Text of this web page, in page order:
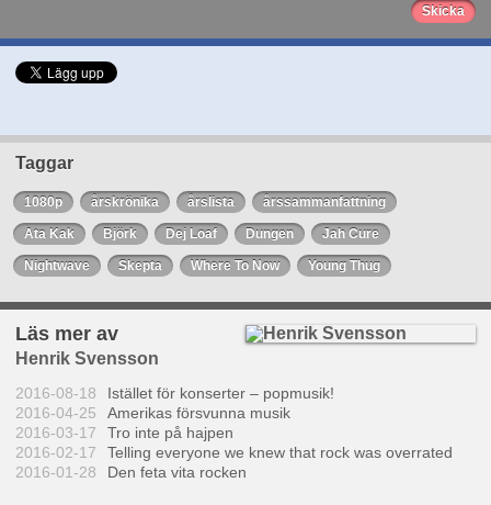
Taggar
1080p årskrönika årslista årssammanfattning
Ata Kak Björk Dej Loaf Dungen Jah Cure
Nightwave Skepta Where To Now Young Thug
Läs mer av
Henrik Svensson
2016-08-18
Istället för konserter – popmusik!
2016-04-25
Amerikas försvunna musik
2016-03-17
Tro inte på hajpen
2016-02-17
Telling everyone we knew that rock was overrated
2016-01-28
Den feta vita rocken